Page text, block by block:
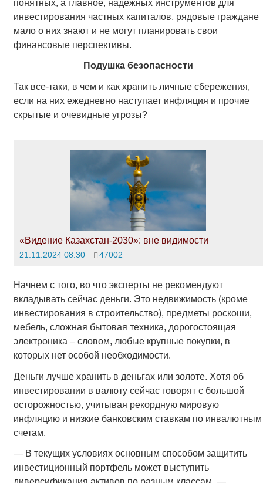
понятных, а главное, надежных инструментов для
инвестирования частных капиталов, рядовые граждане
мало о них знают и не могут планировать свои
финансовые перспективы.
Подушка безопасности
Так все-таки, в чем и как хранить личные сбережения,
если на них ежедневно наступает инфляция и прочие
скрытые и очевидные угрозы?
«Видение Казахстан-2030»: вне видимости
21.11.2024 08:30 47002
Начнем с того, во что эксперты не рекомендуют
вкладывать сейчас деньги. Это недвижимость (кроме
инвестирования в строительство), предметы роскоши,
мебель, сложная бытовая техника, дорогостоящая
электроника – словом, любые крупные покупки, в
которых нет особой необходимости.
Деньги лучше хранить в деньгах или золоте. Хотя об
инвестировании в валюту сейчас говорят с большой
осторожностью, учитывая рекордную мировую
инфляцию и низкие банковским ставкам по инвалютным
счетам.
— В текущих условиях основным способом защитить
инвестиционный портфель может выступить